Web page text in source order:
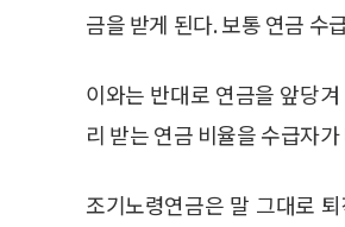
금을 받게 된다. 보통 연금 수
이와는 반대로 연금을 앞당
리 받는 연금 비율을 수급자
조기노령연금은 말 그대로